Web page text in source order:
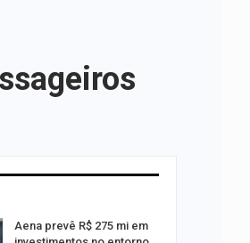
Aena prevê R$ 275 mi em